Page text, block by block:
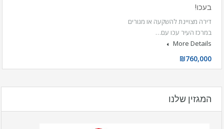
בעכו!
דירה מצויינת להשקעה או מגורים
במרכז העיר עכו עם…
More Details
₪760,000
המגזין שלנו